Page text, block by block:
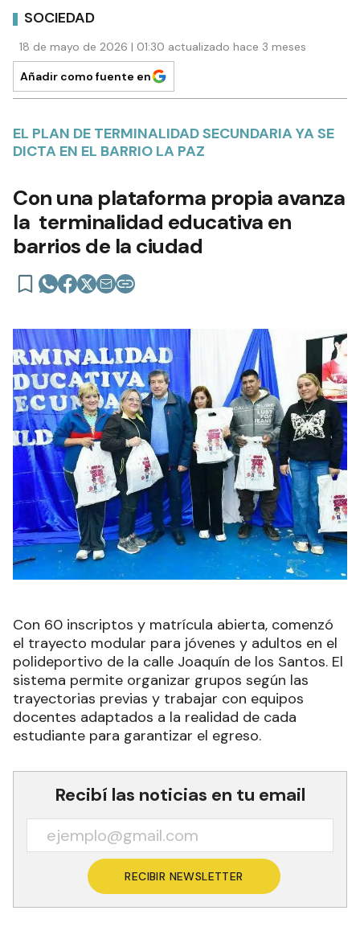
SOCIEDAD
18 de mayo de 2026 | 01:30 actualizado hace 3 meses
Añadir como fuente en
EL PLAN DE TERMINALIDAD SECUNDARIA YA SE
DICTA EN EL BARRIO LA PAZ
Con una plataforma propia avanza
la terminalidad educativa en
barrios de la ciudad
Con 60 inscriptos y matrícula abierta, comenzó
el trayecto modular para jóvenes y adultos en el
polideportivo de la calle Joaquín de los Santos. El
sistema permite organizar grupos según las
trayectorias previas y trabajar con equipos
docentes adaptados a la realidad de cada
estudiante para garantizar el egreso.
Recibí las noticias en tu email
RECIBIR NEWSLETTER